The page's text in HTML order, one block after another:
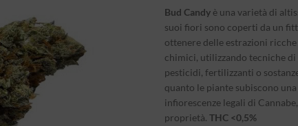
Bud Candy è una varietà di
suoi fiori sono coperti da un
ottenere delle estrazioni
chimici, utilizzando tecniche
pesticidi, fertilizzanti o
quanto le piante subiscono
infiorescenze legali di
proprietà. THC <0,5%